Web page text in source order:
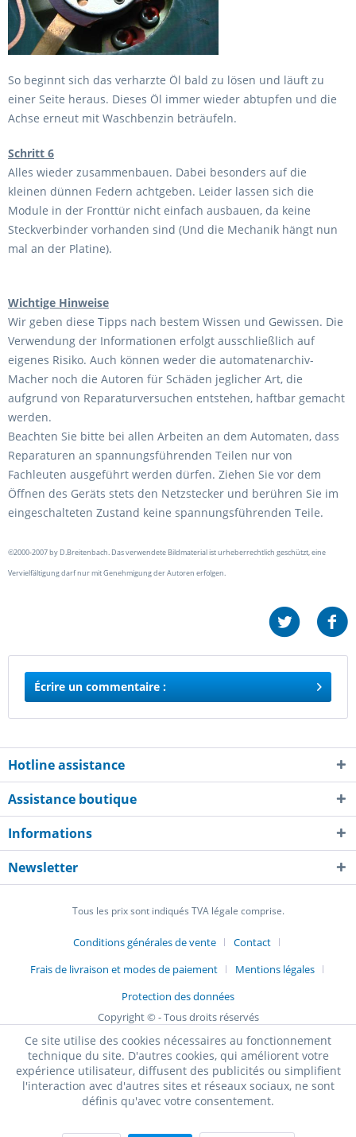
So beginnt sich das verharzte Öl bald zu lösen und läuft zu
einer Seite heraus. Dieses Öl immer wieder abtupfen und die
Achse erneut mit Waschbenzin beträufeln.
Schritt 6
Alles wieder zusammenbauen. Dabei besonders auf die
kleinen dünnen Federn achtgeben. Leider lassen sich die
Module in der Fronttür nicht einfach ausbauen, da keine
Steckverbinder vorhanden sind (Und die Mechanik hängt nun
mal an der Platine).
Wichtige Hinweise
Wir geben diese Tipps nach bestem Wissen und Gewissen. Die
Verwendung der Informationen erfolgt ausschließlich auf
eigenes Risiko. Auch können weder die automatenarchiv-
Macher noch die Autoren für Schäden jeglicher Art, die
aufgrund von Reparaturversuchen entstehen, haftbar gemacht
werden.
Beachten Sie bitte bei allen Arbeiten an dem Automaten, dass
Reparaturen an spannungsführenden Teilen nur von
Fachleuten ausgeführt werden dürfen. Ziehen Sie vor dem
Öffnen des Geräts stets den Netzstecker und berühren Sie im
eingeschalteten Zustand keine spannungsführenden Teile.
©2000-2007 by D.Breitenbach. Das verwendete Bildmaterial ist urheberrechtlich geschützt, eine
Vervielfältigung darf nur mit Genehmigung der Autoren erfolgen.
Écrire un commentaire :
Hotline assistance
Assistance boutique
Informations
Newsletter
Tous les prix sont indiqués TVA légale comprise.
Conditions générales de vente
Contact
Frais de livraison et modes de paiement
Mentions légales
Protection des données
Copyright © - Tous droits réservés
Ce site utilise des cookies nécessaires au fonctionnement
technique du site. D'autres cookies, qui améliorent votre
expérience utilisateur, diffusent des publicités ou simplifient
l'interaction avec d'autres sites et réseaux sociaux, ne sont
définis qu'avec votre consentement.